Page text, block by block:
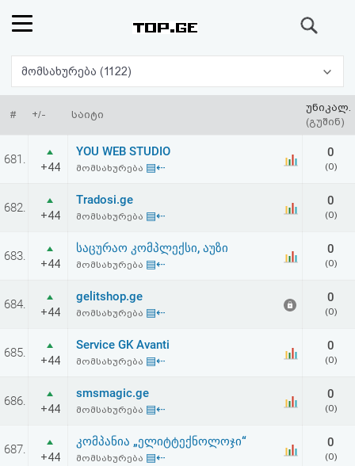
რეიტინგი
(მთავარი)
ფოსტა
პასუხი
ავტორიზაცია
რეგისტრაცია
პაროლის
აღდგენა
HTML
კოდი
მომსახურება (1122)
# +/- საიტი
უნიკალ.
(გუშინ)
681.
+44
YOU WEB STUDIO
მომსახურება ▤⇠
0
(0)
682.
+44
Tradosi.ge
მომსახურება ▤⇠
0
(0)
683.
+44
საცურაო კომპლექსი, აუზი
მომსახურება ▤⇠
0
(0)
684.
+44
gelitshop.ge
მომსახურება ▤⇠
0
(0)
685.
+44
Service GK Avanti
მომსახურება ▤⇠
0
(0)
686.
+44
smsmagic.ge
მომსახურება ▤⇠
0
(0)
687.
+44
კომპანია „ელიტტექნოლოჯი“
მომსახურება ▤⇠
0
(0)